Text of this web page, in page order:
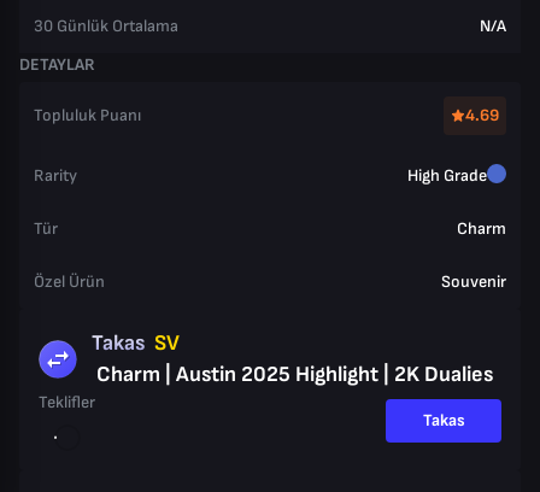
30 Günlük Ortalama
N/A
DETAYLAR
Topluluk Puanı 4.69
Rarity High Grade
Tür Charm
Özel Ürün Souvenir
Takas SV
Charm | Austin 2025 Highlight | 2K Dualies
Teklifler
Takas